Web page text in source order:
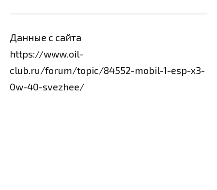
Данные с сайта
https://www.oil-
club.ru/forum/topic/84552-mobil-1-esp-x3-
0w-40-svezhee/